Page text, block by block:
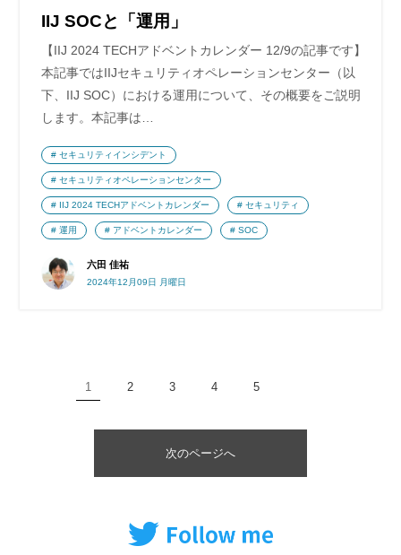
IIJ SOCと「運用」
【IIJ 2024 TECHアドベントカレンダー 12/9の記事です】
本記事ではIIJセキュリティオペレーションセンター（以
下、IIJ SOC）における運用について、その概要をご説明
します。本記事は…
六田 佳祐
2024年12月09日 月曜日
セキュリティインシデント
セキュリティオペレーションセンター
IIJ 2024 TECHアドベントカレンダー セキュリティ
運用 アドベントカレンダー SOC
1 2 3 4 5
次のページへ